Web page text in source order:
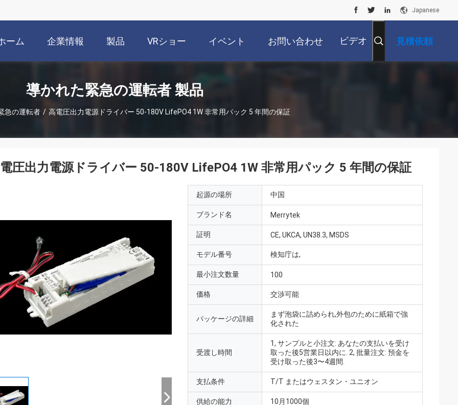
Japanese
ーム 企業情報 製品 VRショー イベント お問い合わせ ビデオ 見積依頼
導かれた緊急の運転者 製品
急の運転者 / 高電圧出力電源ドライバー 50-180V LifePO4 1W 非常用パック 5 年間の保証
圧出力電源ドライバー 50-180V LifePO4 1W 非常用パック 5 年間の保証
起源の場所 中国
ブランド名 Merrytek
証明 CE, UKCA, UN38.3, MSDS
モデル番号 検知庁は,
最小注文数量 100
価格 交渉可能
パッケージの詳細
まず泡袋に詰められ,外包のために紙箱で強
化された
受渡し時間
1, サンプルと小注文: あなたの支払いを受け
取った後5営業日以内に. 2, 批量注文: 預金を
受け取った後3〜4週間.
支払条件 T/T またはウェスタン・ユニオン
供給の能力 10月1000個